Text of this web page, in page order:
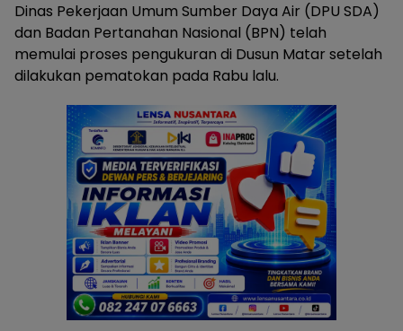
Dinas Pekerjaan Umum Sumber Daya Air (DPU SDA)
dan Badan Pertanahan Nasional (BPN) telah
memulai proses pengukuran di Dusun Matar setelah
dilakukan pematokan pada Rabu lalu.